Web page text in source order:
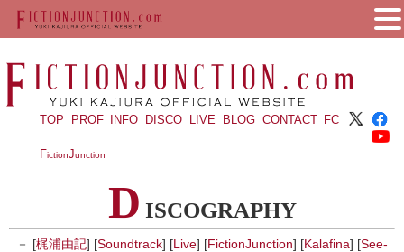
TOP PROF INFO DISCO LIVE BLOG CONTACT FC
FictionJunction
D ISCOGRAPHY
－ [梶浦由記] [Soundtrack] [Live] [FictionJunction] [Kalafina] [See-